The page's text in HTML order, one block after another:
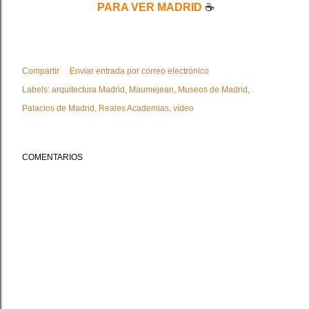
PARA VER MADRID ☕
Compartir
Enviar entrada por correo electrónico
Labels: arquitectura Madrid Maumejean
Museos de Madrid
Palacios de Madrid
Reales Academias vídeo
COMENTARIOS